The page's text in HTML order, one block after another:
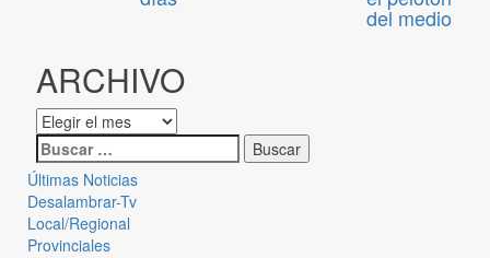
del medio
ARCHIVO
Últimas Noticias
Desalambrar-Tv
Local/Regional
Provinciales